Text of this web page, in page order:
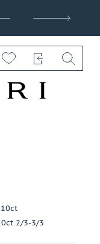
2/3-3/3